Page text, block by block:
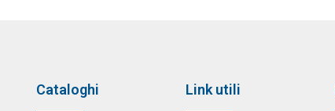
Cataloghi Link utili